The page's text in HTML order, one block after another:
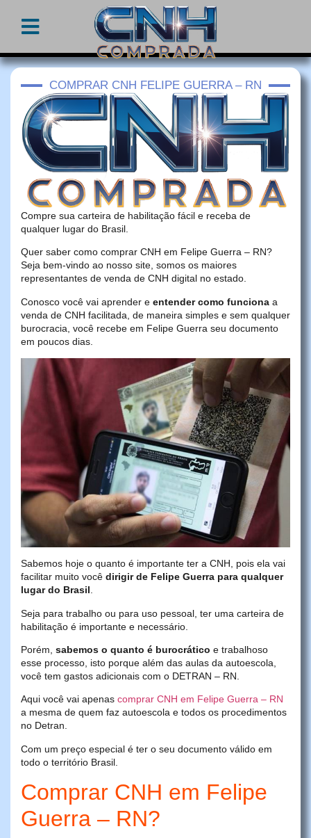
COMPRAR CNH FELIPE GUERRA – RN
Compre sua carteira de habilitação fácil e receba de
qualquer lugar do Brasil.
Quer saber como comprar CNH em Felipe Guerra – RN?
Seja bem-vindo ao nosso site, somos os maiores
representantes de venda de CNH digital no estado.
Conosco você vai aprender e entender como funciona a
venda de CNH facilitada, de maneira simples e sem qualquer
burocracia, você recebe em Felipe Guerra seu documento
em poucos dias.
Sabemos hoje o quanto é importante ter a CNH, pois ela vai
facilitar muito você dirigir de Felipe Guerra para qualquer
lugar do Brasil.
Seja para trabalho ou para uso pessoal, ter uma carteira de
habilitação é importante e necessário.
Porém, sabemos o quanto é burocrático e trabalhoso
esse processo, isto porque além das aulas da autoescola,
você tem gastos adicionais com o DETRAN – RN.
Aqui você vai apenas comprar CNH em Felipe Guerra – RN
a mesma de quem faz autoescola e todos os procedimentos
no Detran.
Com um preço especial é ter o seu documento válido em
todo o território Brasil.
Comprar CNH em Felipe
Guerra – RN?